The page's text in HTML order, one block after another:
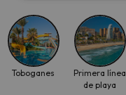
Toboganes
Primera línea
de playa